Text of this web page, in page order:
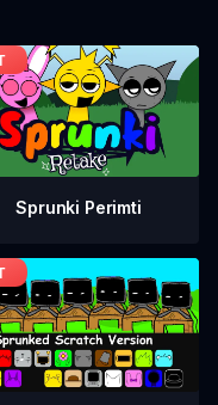
Sprunki Perimti